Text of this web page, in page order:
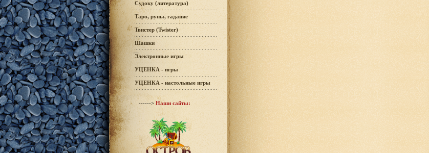
Судоку (литература)
Таро, руны, гадание
Твистер (Twister)
Шашки
Электронные игры
УЦЕНКА - игры
УЦЕНКА - настольные игры
------> Наши сайты: